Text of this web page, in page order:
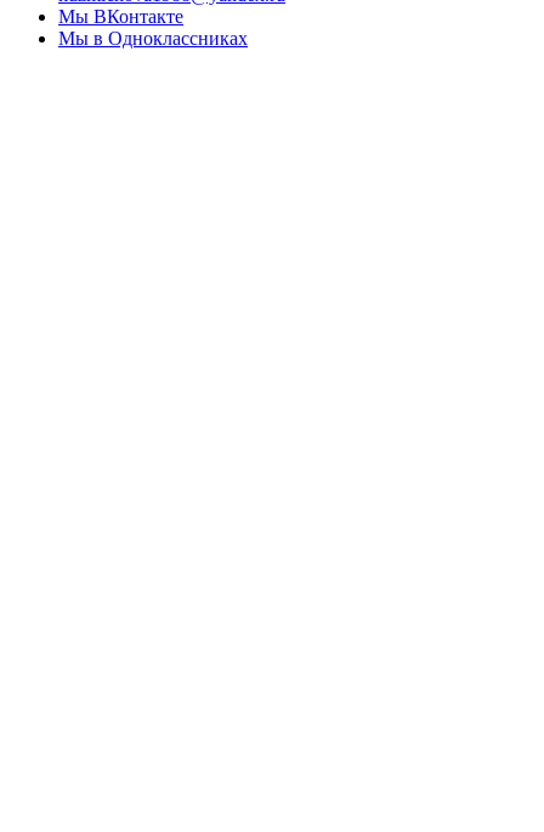
Мы ВКонтакте
Мы в Одноклассниках